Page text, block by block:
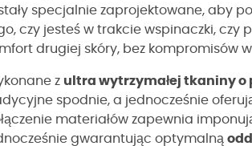
specjalnie zaprojektowane, aby
czy jesteś w trakcie wspinaczki, czy
drugiej skóry, bez kompromisów
z ultra wytrzymałej tkaniny o
spodnie, a jednocześnie
materiałów zapewnia
gwarantując optymalną